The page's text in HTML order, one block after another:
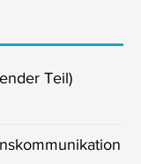
Teil)